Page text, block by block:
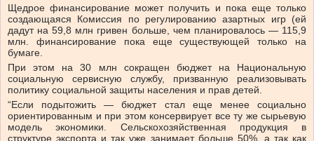
Щедрое финансирование может получить и пока еще только
создающаяся Комиссия по регулированию азартных игр (ей
дадут на 59,8 млн гривен больше, чем планировалось — 115,9
млн. финансирование пока еще существующей только на
бумаге.
При этом на 30 млн сокращен бюджет на Национальную
социальную сервисную службу, призванную реализовывать
политику социальной защиты населения и прав детей.
“Если подытожить — бюджет стал еще менее социально
ориентированным и при этом консервирует все ту же сырьевую
модель экономики. Сельскохозяйственная продукция в
структуре экспорта и так уже занимает больше 50%, а так как